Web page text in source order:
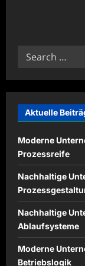
Search
Aktuelle
Moderne
Prozessreife
Nachhaltige
Nachhaltige
Ablaufsysteme
Moderne
Betriebslogik